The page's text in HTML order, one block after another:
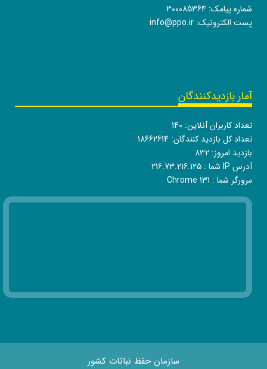
شماره پیامک: 300085364
پست الکترونیک: info@ppo.ir
آمار بازدیدکنندگان
تعداد کاربران آنلاین: 140
تعداد کل بازدید کنندگان: 18662614
بازدید امروز: 832
آدرس IP شما :
216.73.216.125
مرورگر شما : Chrome 131
سازمان حفظ نباتات کشور